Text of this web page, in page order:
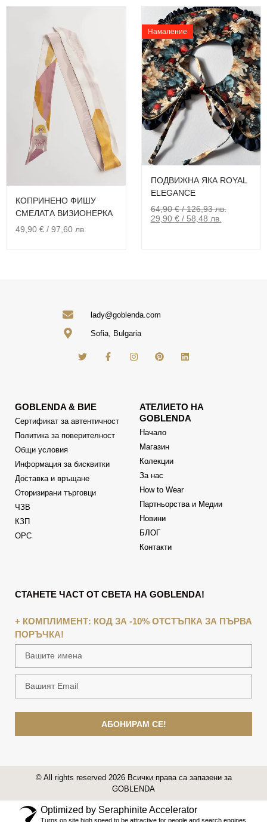
КОПРИНЕНО ФИШУ
СМЕЛАТА ВИЗИОНЕРКА
49,90 € / 97,60 лв.
Намаление
ПОДВИЖНА ЯКА ROYAL
ELEGANCE
64,90€/ 126,93 лв.
29,90 €/ 58,48 лв.
lady@goblenda.com
Sofia, Bulgaria
GOBLENDA & ВИЕ
Сертификат за автентичност
Политика за поверителност
Общи условия
Информация за бисквитки
Доставка и връщане
Оторизирани търговци
ЧЗВ
КЗП
ОРС
АТЕЛИЕТО НА
GOBLENDA
Начало
Магазин
Колекции
За нас
How to Wear
Партньорства и Медии
Новини
БЛОГ
Контакти
СТАНЕТЕ ЧАСТ ОТ СВЕТА НА GOBLENDA!
+ КОМПЛИМЕНТ: КОД ЗА -10% ОТСТЪПКА ЗА ПЪРВА
ПОРЪЧКА!